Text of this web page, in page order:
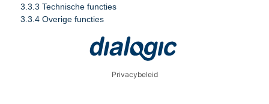
3.3.3 Technische functies
3.3.4 Overige functies
Privacybeleid